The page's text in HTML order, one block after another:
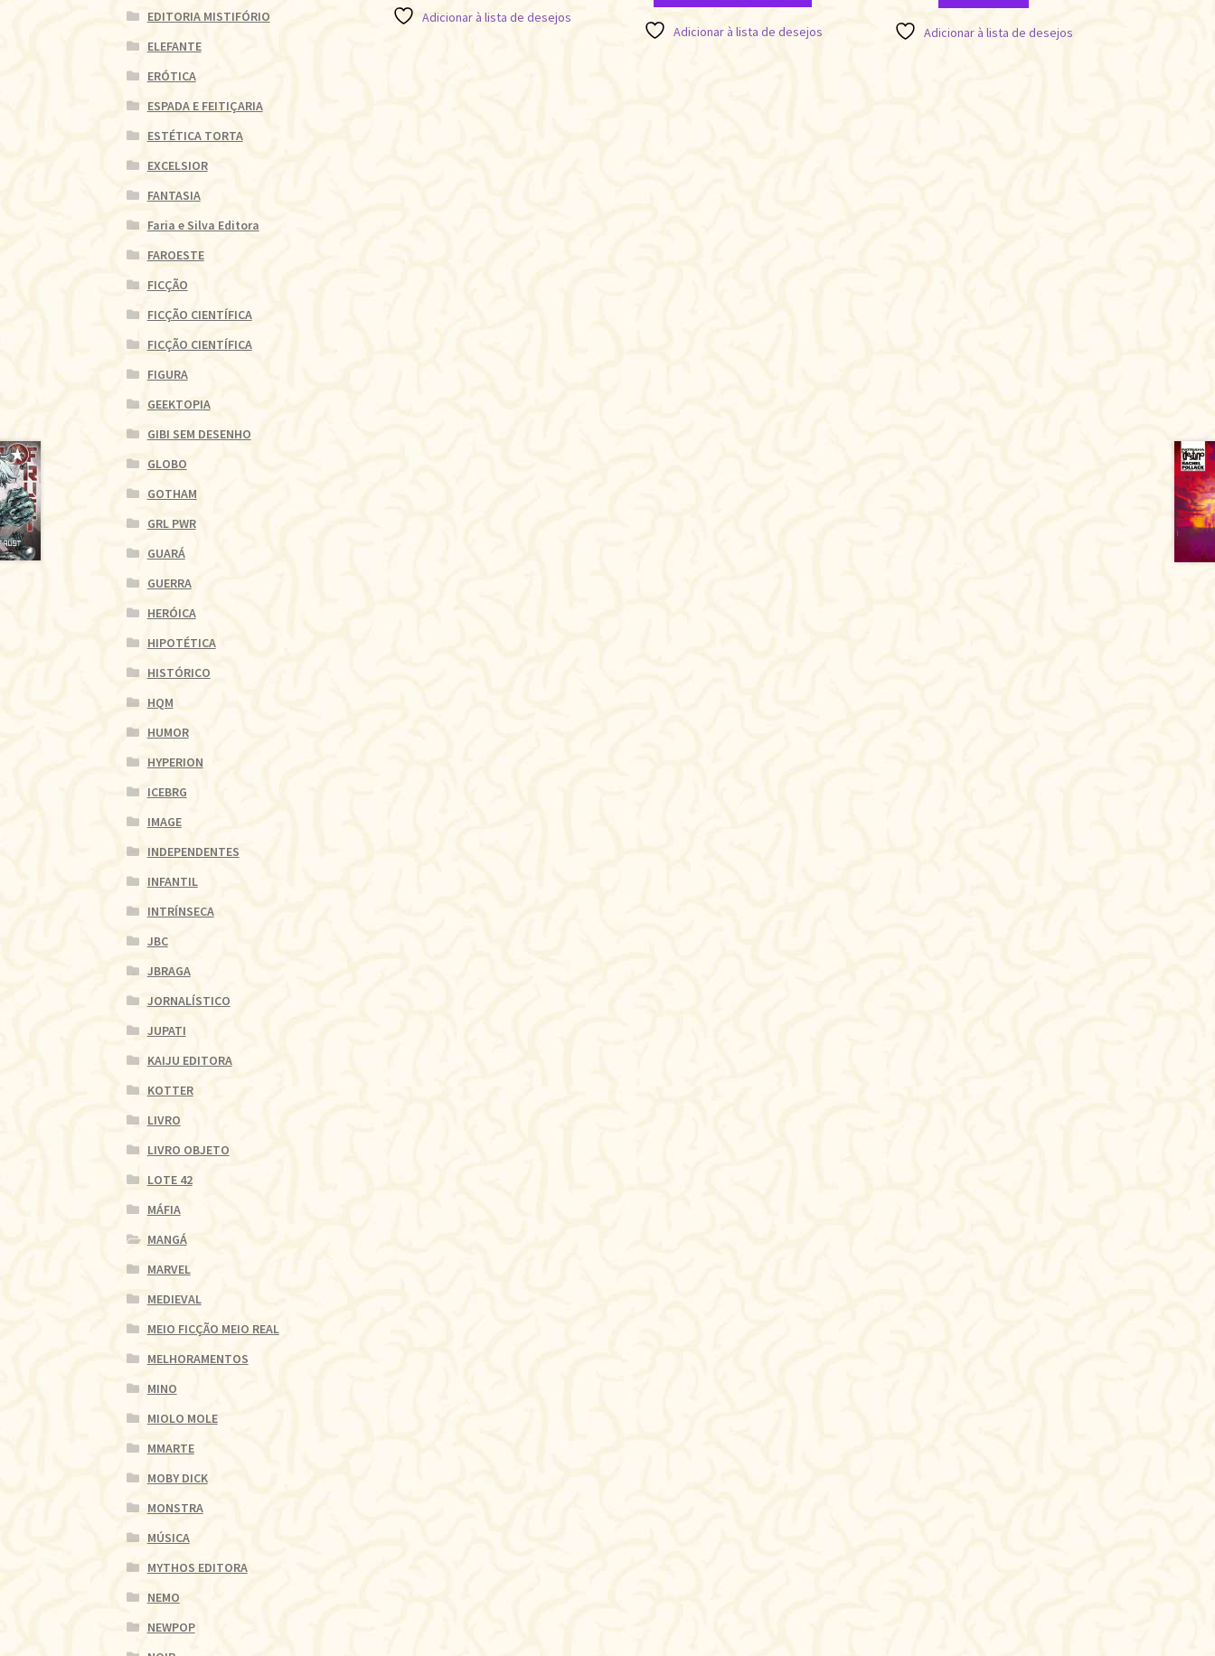
Adicionar à lista de desejos
Adicionar à lista de desejos Adicionar à lista de desejos
EDITORIA MISTIFÓRIO
ELEFANTE
ERÓTICA
ESPADA E FEITIÇARIA
ESTÉTICA TORTA
EXCELSIOR
FANTASIA
Faria e Silva Editora
FAROESTE
FICÇÃO
FICÇÃO CIENTÍFICA
FICÇÃO CIENTÍFICA
FIGURA
GEEKTOPIA
GIBI SEM DESENHO
GLOBO
GOTHAM
GRL PWR
GUARÁ
GUERRA
HERÓICA
HIPOTÉTICA
HISTÓRICO
HQM
HUMOR
HYPERION
ICEBRG
IMAGE
INDEPENDENTES
INFANTIL
INTRÍNSECA
JBC
JBRAGA
JORNALÍSTICO
JUPATI
KAIJU EDITORA
KOTTER
LIVRO
LIVRO OBJETO
LOTE 42
MÁFIA
MANGÁ
MARVEL
MEDIEVAL
MEIO FICÇÃO MEIO REAL
MELHORAMENTOS
MINO
MIOLO MOLE
MMARTE
MOBY DICK
MONSTRA
MÚSICA
MYTHOS EDITORA
NEMO
NEWPOP